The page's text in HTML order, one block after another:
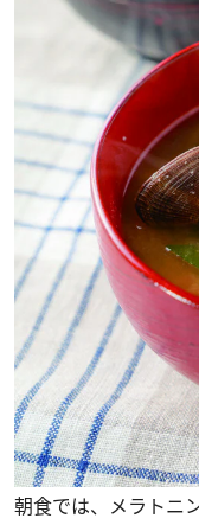
朝食では、メラトニ